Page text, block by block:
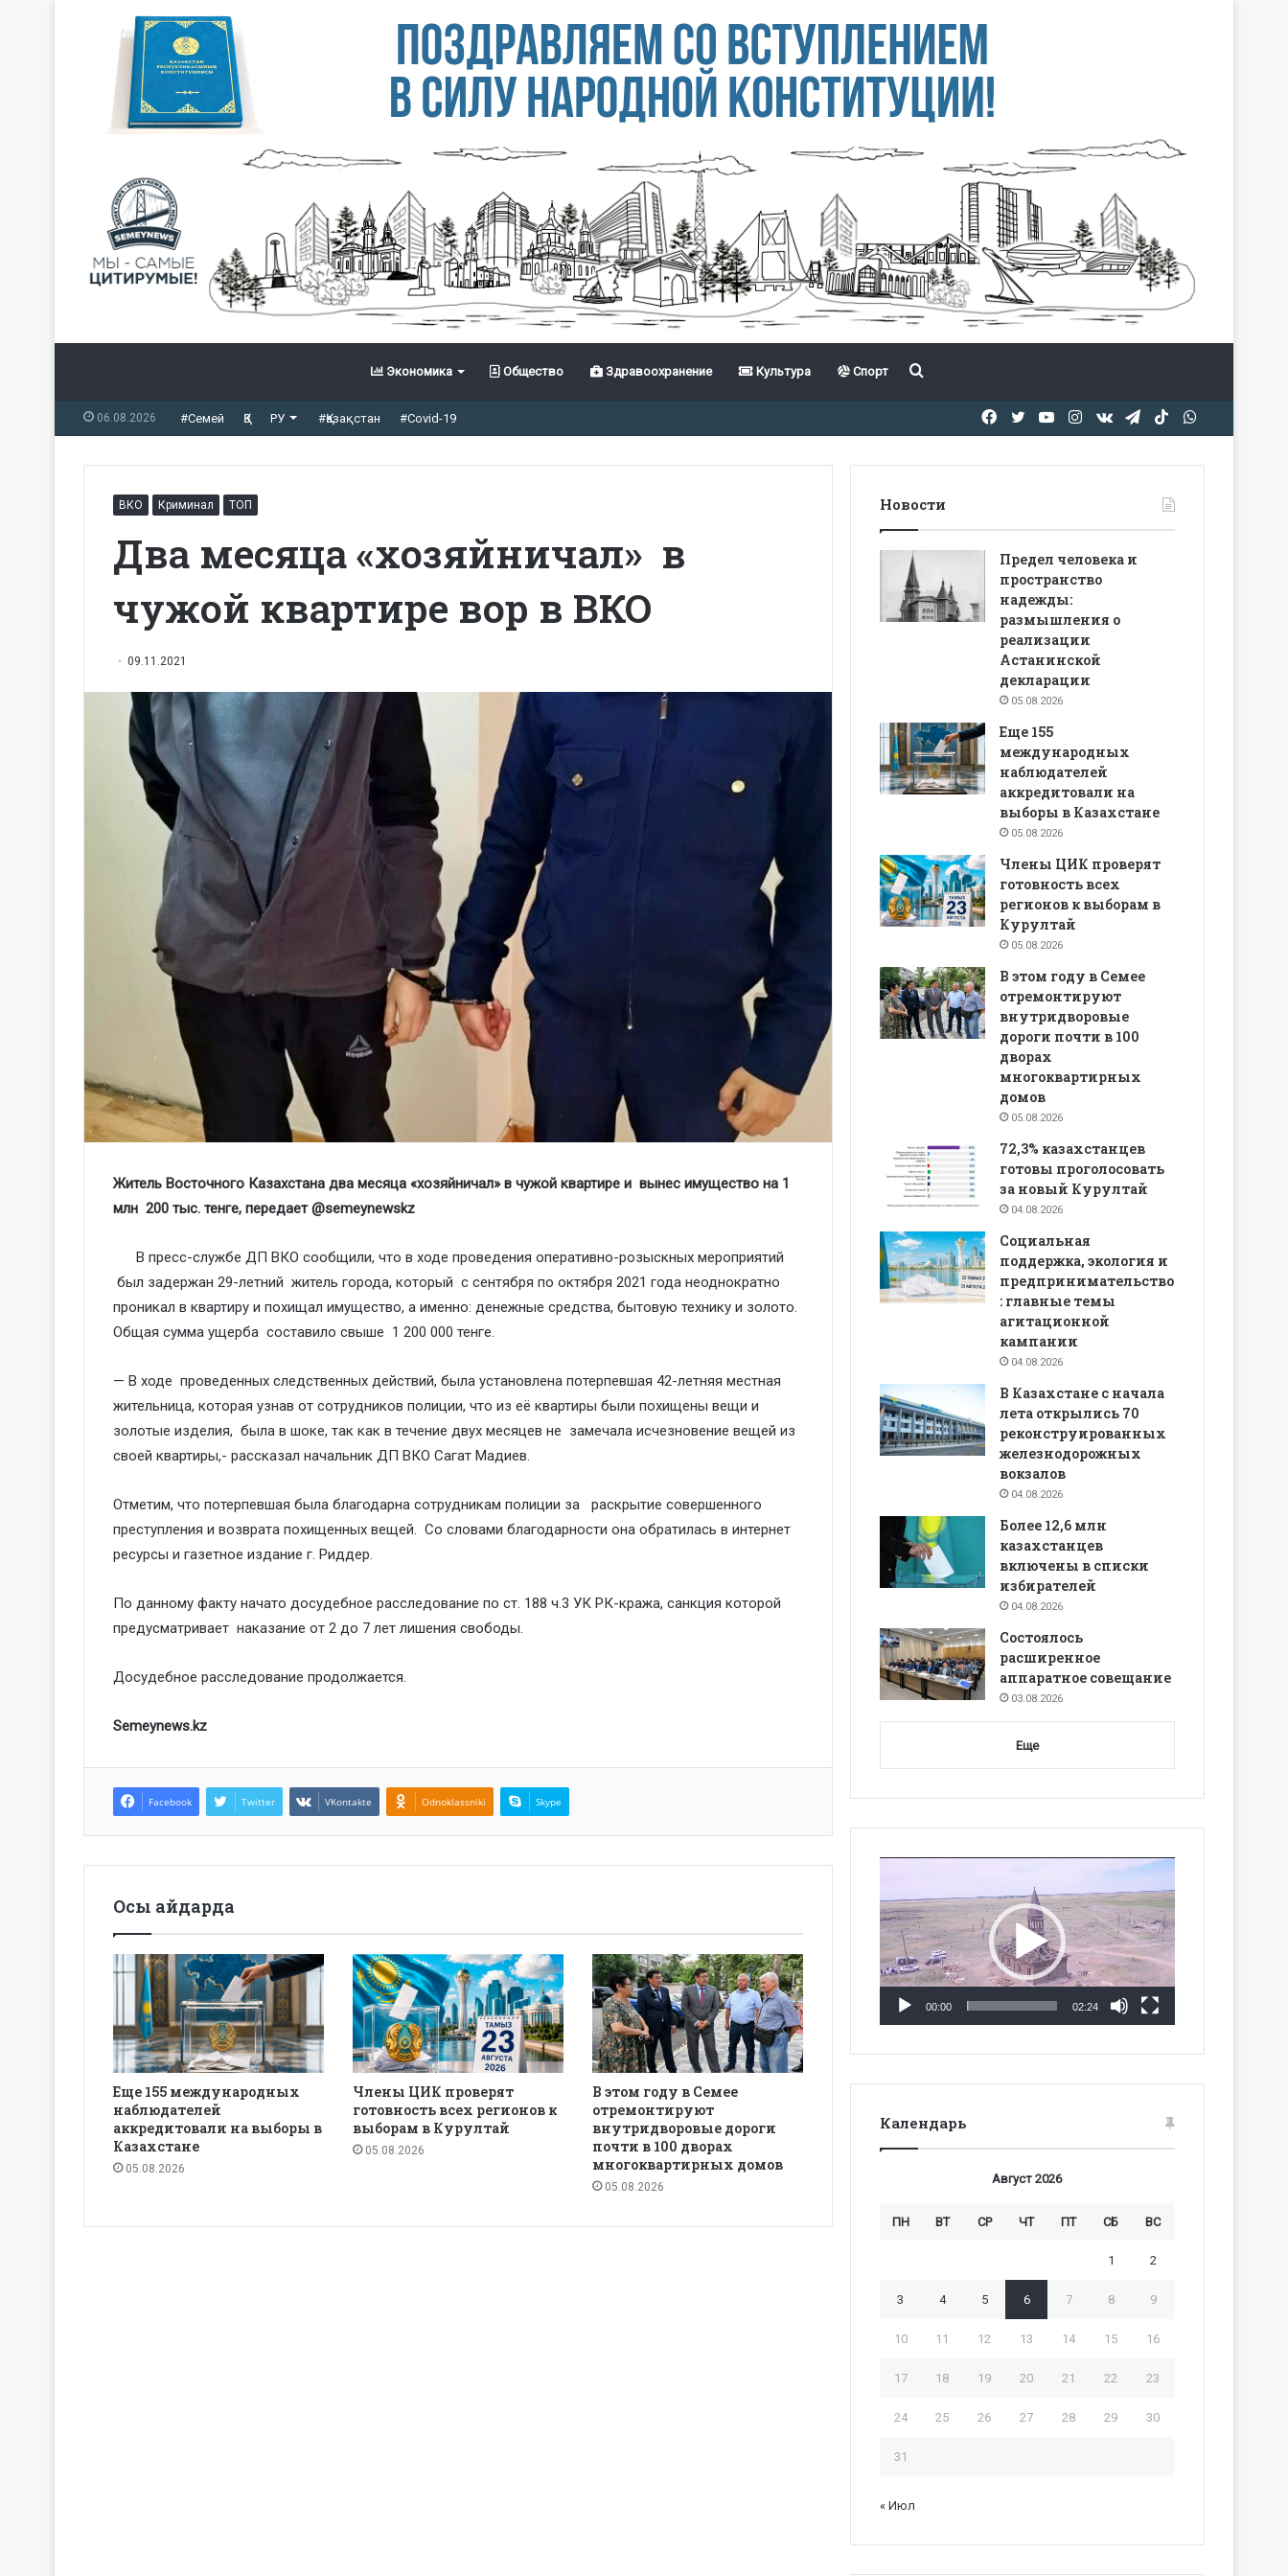
Экономика Общество Здравоохранение Культура Спорт Іздеу
06.08.2026 #Семей ҚЗ РУ #Қазақстан #Covid-19 TikTok
Telegram
vk.com
Instagram
YouTube
Twitter
Facebook
ВКО Криминал ТОП
Два месяца «хозяйничал» в
чужой квартире вор в ВКО
09.11.2021
Житель Восточного Казахстана два месяца «хозяйничал» в чужой квартире и вынес имущество на 1
млн 200 тыс. тенге, передает @semeynewskz
В пресс-службе ДП ВКО сообщили, что в ходе проведения оперативно-розыскных мероприятий
был задержан 29-летний житель города, который с сентября по октября 2021 года неоднократно
проникал в квартиру и похищал имущество, а именно: денежные средства, бытовую технику и золото.
Общая сумма ущерба составило свыше 1 200 000 тенге.
— В ходе проведенных следственных действий, была установлена потерпевшая 42-летняя местная
жительница, которая узнав от сотрудников полиции, что из её квартиры были похищены вещи и
золотые изделия, была в шоке, так как в течение двух месяцев не замечала исчезновение вещей из
своей квартиры,- рассказал начальник ДП ВКО Сагат Мадиев.
Отметим, что потерпевшая была благодарна сотрудникам полиции за раскрытие совершенного
преступления и возврата похищенных вещей. Со словами благодарности она обратилась в интернет
ресурсы и газетное издание г. Риддер.
По данному факту начато досудебное расследование по ст. 188 ч.3 УК РК-кража, санкция которой
предусматривает наказание от 2 до 7 лет лишения свободы.
Досудебное расследование продолжается.
Semeynews.kz
Facebook Twitter VKontakte Odnoklassniki Skype
Осы айдарда
Еще 155 международных
наблюдателей
аккредитовали на выборы в
Казахстане
05.08.2026
Члены ЦИК проверят
готовность всех регионов к
выборам в Курултай
05.08.2026
В этом году в Семее
отремонтируют
внутридворовые дороги
почти в 100 дворах
многоквартирных домов
05.08.2026
Новости
Предел человека и
пространство
надежды:
размышления о
реализации
Астанинской
декларации
05.08.2026
Еще 155
международных
наблюдателей
аккредитовали на
выборы в Казахстане
05.08.2026
Члены ЦИК проверят
готовность всех
регионов к выборам в
Курултай
05.08.2026
В этом году в Семее
отремонтируют
внутридворовые
дороги почти в 100
дворах
многоквартирных
домов
05.08.2026
72,3% казахстанцев
готовы проголосовать
за новый Курултай
04.08.2026
Социальная
поддержка, экология и
предпринимательство
: главные темы
агитационной
кампании
04.08.2026
В Казахстане с начала
лета открылись 70
реконструированных
железнодорожных
вокзалов
04.08.2026
Более 12,6 млн
казахстанцев
включены в списки
избирателей
04.08.2026
Состоялось
расширенное
аппаратное совещание
03.08.2026
Еще
00:00 02:24
Календарь
Август 2026
ПН ВТ СР ЧТ ПТ СБ ВС
1 2
3 4 5 6 7 8 9
10 11 12 13 14 15 16
17 18 19 20 21 22 23
24 25 26 27 28 29 30
31
« Июл